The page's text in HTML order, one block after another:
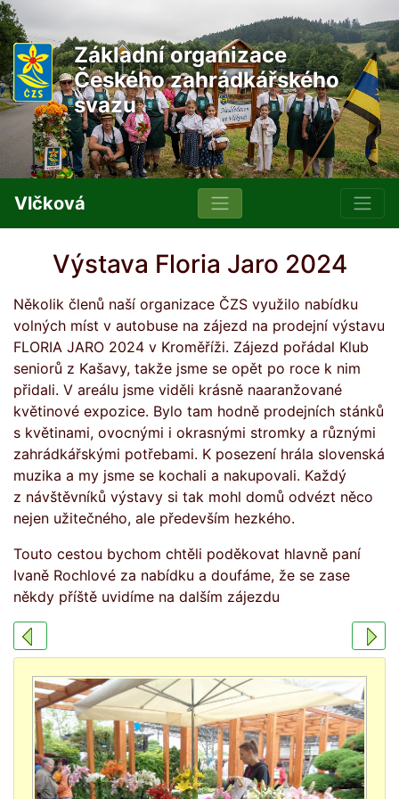
Základní organizace
Českého zahrádkářského
svazu
Vlčková
Výstava Floria Jaro 2024
Několik členů naší organizace ČZS využilo nabídku
volných míst v autobuse na zájezd na prodejní výstavu
FLORIA JARO 2024 v Kroměříži. Zájezd pořádal Klub
seniorů z Kašavy, takže jsme se opět po roce k nim
přidali. V areálu jsme viděli krásně naaranžované
květinové expozice. Bylo tam hodně prodejních stánků
s květinami, ovocnými i okrasnými stromky a různými
zahrádkářskými potřebami. K posezení hrála slovenská
muzika a my jsme se kochali a nakupovali. Každý
z návštěvníků výstavy si tak mohl domů odvézt něco
nejen užitečného, ale především hezkého.
Touto cestou bychom chtěli poděkovat hlavně paní
Ivaně Rochlové za nabídku a doufáme, že se zase
někdy příště uvidíme na dalším zájezdu